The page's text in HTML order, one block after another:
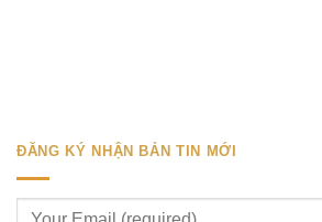
ĐĂNG KÝ NHẬN BẢN TIN MỚI